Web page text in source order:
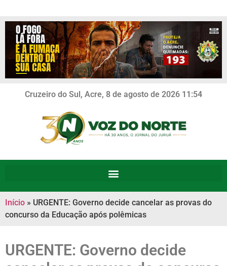
Cruzeiro do Sul, Acre, 8 de agosto de 2026 11:54
Início » URGENTE: Governo decide cancelar as provas do
concurso da Educação após polêmicas
URGENTE: Governo decide